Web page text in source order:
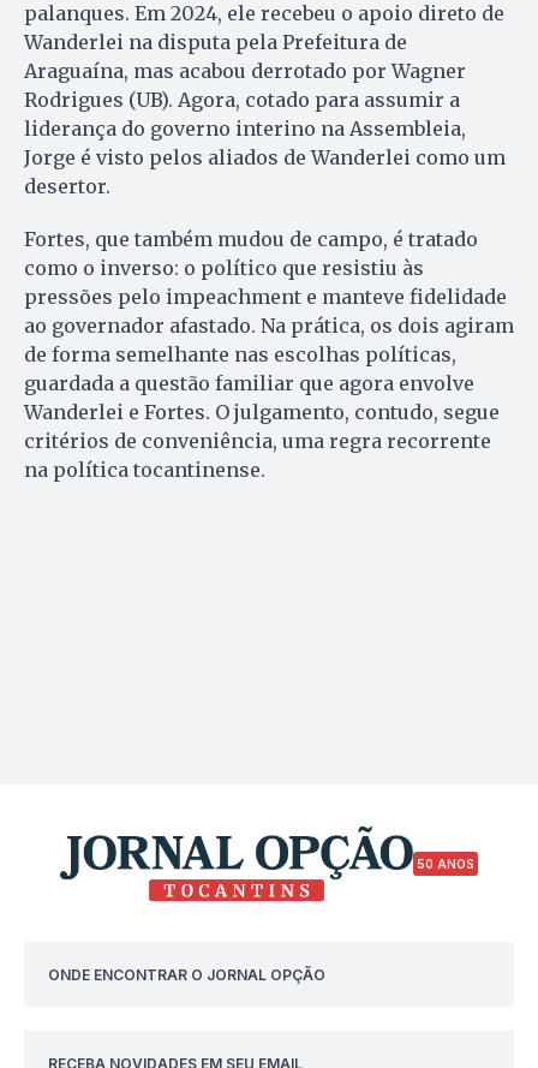
palanques. Em 2024, ele recebeu o apoio direto de
Wanderlei na disputa pela Prefeitura de
Araguaína, mas acabou derrotado por Wagner
Rodrigues (UB). Agora, cotado para assumir a
liderança do governo interino na Assembleia,
Jorge é visto pelos aliados de Wanderlei como um
desertor.
Fortes, que também mudou de campo, é tratado
como o inverso: o político que resistiu às
pressões pelo impeachment e manteve fidelidade
ao governador afastado. Na prática, os dois agiram
de forma semelhante nas escolhas políticas,
guardada a questão familiar que agora envolve
Wanderlei e Fortes. O julgamento, contudo, segue
critérios de conveniência, uma regra recorrente
na política tocantinense.
50 ANOS
ONDE ENCONTRAR O JORNAL OPÇÃO
RECEBA NOVIDADES EM SEU EMAIL